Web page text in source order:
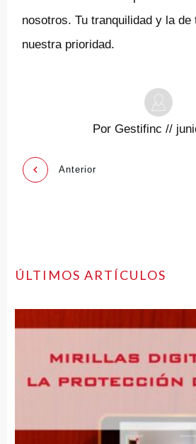
nosotros. Tu tranquilidad y la
nuestra prioridad.
Por Gestifinc //
Anterior
ÚLTIMOS ARTÍCULOS